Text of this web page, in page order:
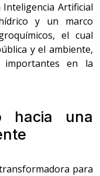
Artificial
y un marco
el cual
y el ambiente,
importantes en la
hacia una
para